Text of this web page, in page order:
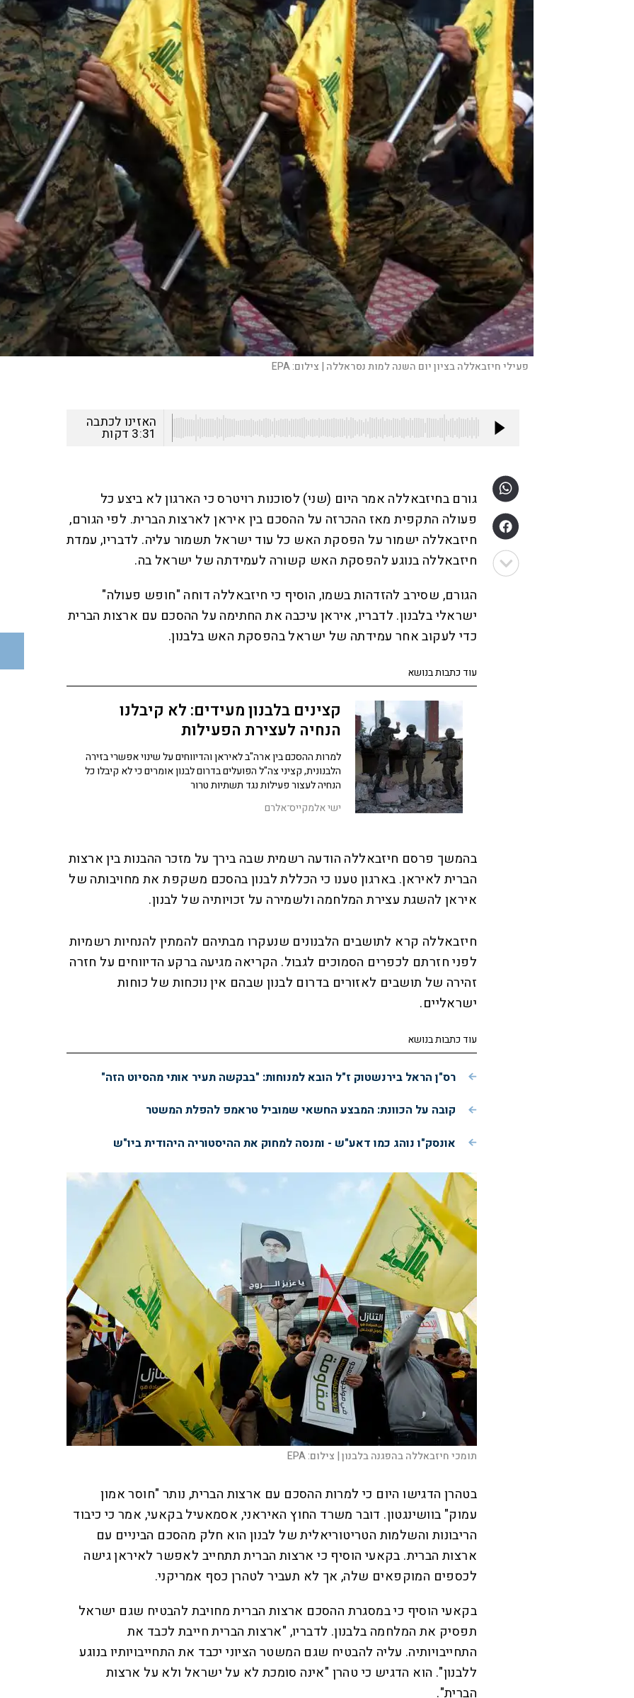
פעילי חיזבאללה בציון יום השנה למות נסראללה | צילום:EPA
האזינו לכתבה
3:31 דקות
גורם בחיזבאללה אמר היום (שני) לסוכנות רויטרס כי הארגון לא ביצע כל
פעולה התקפית מאז ההכרזה על ההסכם בין איראן לארצות הברית. לפי הגורם,
חיזבאללה ישמור על הפסקת האש כל עוד ישראל תשמור עליה. לדבריו, עמדת
חיזבאללה בנוגע להפסקת האש קשורה לעמידתה של ישראל בה.
הגורם, שסירב להזדהות בשמו, הוסיף כי חיזבאללה דוחה "חופש פעולה"
ישראלי בלבנון. לדבריו, איראן עיכבה את החתימה על ההסכם עם ארצות הברית
כדי לעקוב אחר עמידתה של ישראל בהפסקת האש בלבנון.
עוד כתבות בנושא
קצינים בלבנון מעידים: לא קיבלנו
הנחיה לעצירת הפעילות
למרות ההסכם בין ארה"ב לאיראן והדיווחים על שינוי אפשרי בזירה
הלבנונית, קציני צה"ל הפועלים בדרום לבנון אומרים כי לא קיבלו כל
הנחיה לעצור פעילות נגד תשתיות טרור
ישי אלמקייס־אלרם
בהמשך פרסם חיזבאללה הודעה רשמית שבה בירך על מזכר ההבנות בין ארצות
הברית לאיראן. בארגון טענו כי הכללת לבנון בהסכם משקפת את מחויבותה של
איראן להשגת עצירת המלחמה ולשמירה על זכויותיה של לבנון.
חיזבאללה קרא לתושבים הלבנונים שנעקרו מבתיהם להמתין להנחיות רשמיות
לפני חזרתם לכפרים הסמוכים לגבול. הקריאה מגיעה ברקע הדיווחים על חזרה
זהירה של תושבים לאזורים בדרום לבנון שבהם אין נוכחות של כוחות
ישראליים.
עוד כתבות בנושא
רס"ן הראל בירנשטוק ז"ל הובא למנוחות: "בבקשה תעיר אותי מהסיוט הזה"
קובה על הכוונת: המבצע החשאי שמוביל טראמפ להפלת המשטר
אונסק"ו נוהג כמו דאע"ש - ומנסה למחוק את ההיסטוריה היהודית ביו"ש
תומכי חיזבאללה בהפגנה בלבנון | צילום:EPA
בטהרן הדגישו היום כי למרות ההסכם עם ארצות הברית, נותר "חוסר אמון
עמוק" בוושינגטון. דובר משרד החוץ האיראני, אסמאעיל בקאעי, אמר כי כיבוד
הריבונות והשלמות הטריטוריאלית של לבנון הוא חלק מהסכם הביניים עם
ארצות הברית. בקאעי הוסיף כי ארצות הברית תתחייב לאפשר לאיראן גישה
לכספים המוקפאים שלה, אך לא תעביר לטהרן כסף אמריקני.
בקאעי הוסיף כי במסגרת ההסכם ארצות הברית מחויבת להבטיח שגם ישראל
תפסיק את המלחמה בלבנון. לדבריו, "ארצות הברית חייבת לכבד את
התחייבויותיה. עליה להבטיח שגם המשטר הציוני יכבד את התחייבויותיו בנוגע
ללבנון". הוא הדגיש כי טהרן "אינה סומכת לא על ישראל ולא על ארצות
הברית".